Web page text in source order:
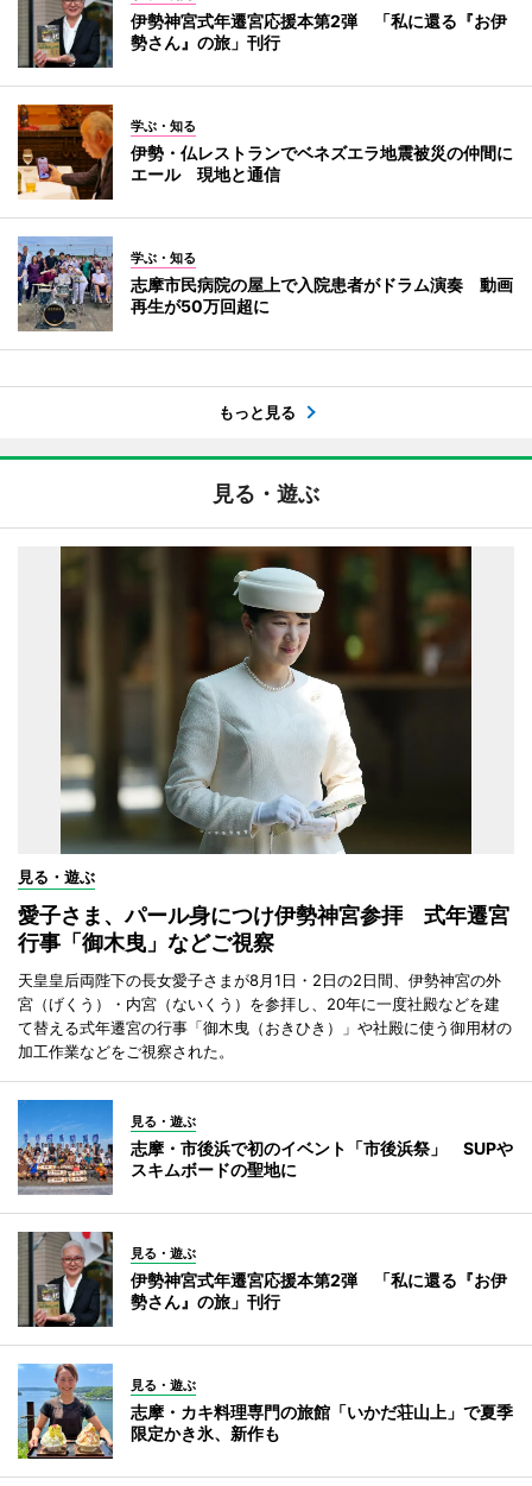
伊勢神宮式年遷宮応援本第2弾 「私に還る『お伊
勢さん』の旅」刊行
学ぶ・知る
伊勢・仏レストランでベネズエラ地震被災の仲間に
エール 現地と通信
学ぶ・知る
志摩市民病院の屋上で入院患者がドラム演奏 動画
再生が50万回超に
もっと見る
見る・遊ぶ
見る・遊ぶ
愛子さま、パール身につけ伊勢神宮参拝 式年遷宮
行事「御木曳」などご視察
天皇皇后両陛下の長女愛子さまが8月1日・2日の2日間、伊勢神宮の外
宮（げくう）・内宮（ないくう）を参拝し、20年に一度社殿などを建
て替える式年遷宮の行事「御木曳（おきひき）」や社殿に使う御用材の
加工作業などをご視察された。
見る・遊ぶ
志摩・市後浜で初のイベント「市後浜祭」 SUPや
スキムボードの聖地に
見る・遊ぶ
伊勢神宮式年遷宮応援本第2弾 「私に還る『お伊
勢さん』の旅」刊行
見る・遊ぶ
志摩・カキ料理専門の旅館「いかだ荘山上」で夏季
限定かき氷、新作も